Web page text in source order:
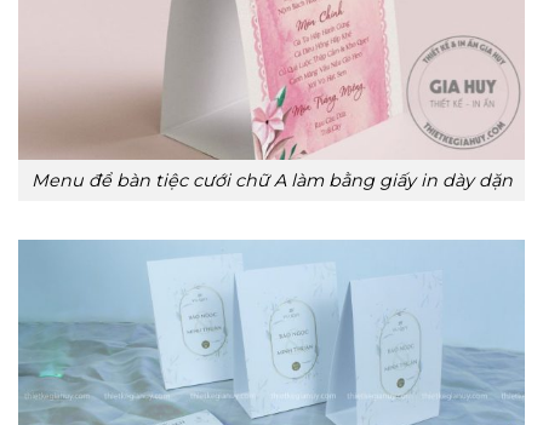
Menu để bàn tiệc cưới chữ A làm bằng giấy in dày dặn